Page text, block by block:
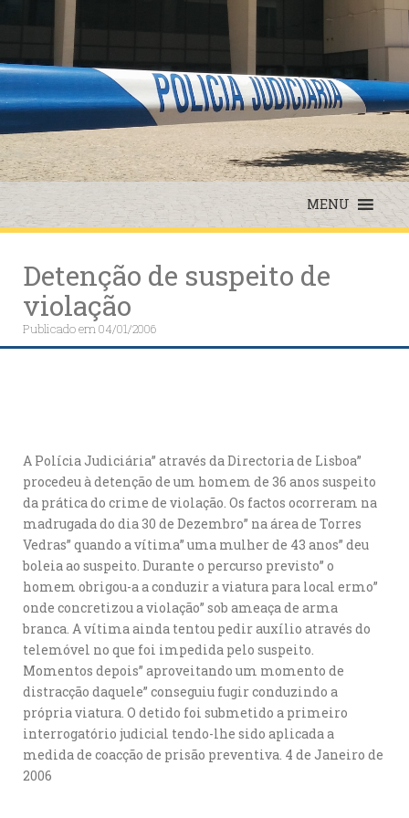
MENU
Detenção de suspeito de
violação
Publicado em04/01/2006
A Polícia Judiciária” através da Directoria de Lisboa”
procedeu à detenção de um homem de 36 anos suspeito
da prática do crime de violação. Os factos ocorreram na
madrugada do dia 30 de Dezembro” na área de Torres
Vedras” quando a vítima” uma mulher de 43 anos” deu
boleia ao suspeito. Durante o percurso previsto” o
homem obrigou-a a conduzir a viatura para local ermo”
onde concretizou a violação” sob ameaça de arma
branca. A vítima ainda tentou pedir auxílio através do
telemóvel no que foi impedida pelo suspeito.
Momentos depois” aproveitando um momento de
distracção daquele” conseguiu fugir conduzindo a
própria viatura. O detido foi submetido a primeiro
interrogatório judicial tendo-lhe sido aplicada a
medida de coacção de prisão preventiva. 4 de Janeiro de
2006